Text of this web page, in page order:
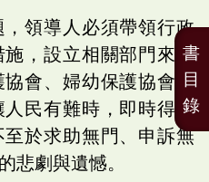
領導人必須帶領行政
，設立相關部門來為
會、婦幼保護協會等
民有難時，即時得到
於求助無門、申訴無
悲劇與遺憾。
書
目
錄